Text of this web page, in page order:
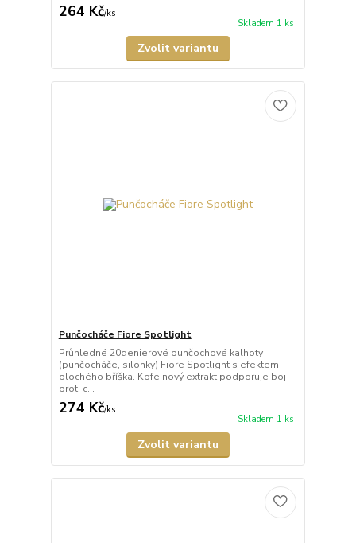
264 Kč/ks
Skladem 1 ks
Zvolit variantu
Punčocháče Fiore Spotlight
Průhledné 20denierové punčochové kalhoty
(punčocháče, silonky) Fiore Spotlight s efektem
plochého bříška. Kofeinový extrakt podporuje boj
proti c...
274 Kč/ks
Skladem 1 ks
Zvolit variantu